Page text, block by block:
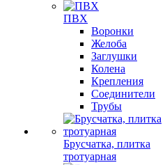
ПВХ
Воронки
Желоба
Заглушки
Колена
Крепления
Соединители
Трубы
Брусчатка, плитка
тротуарная